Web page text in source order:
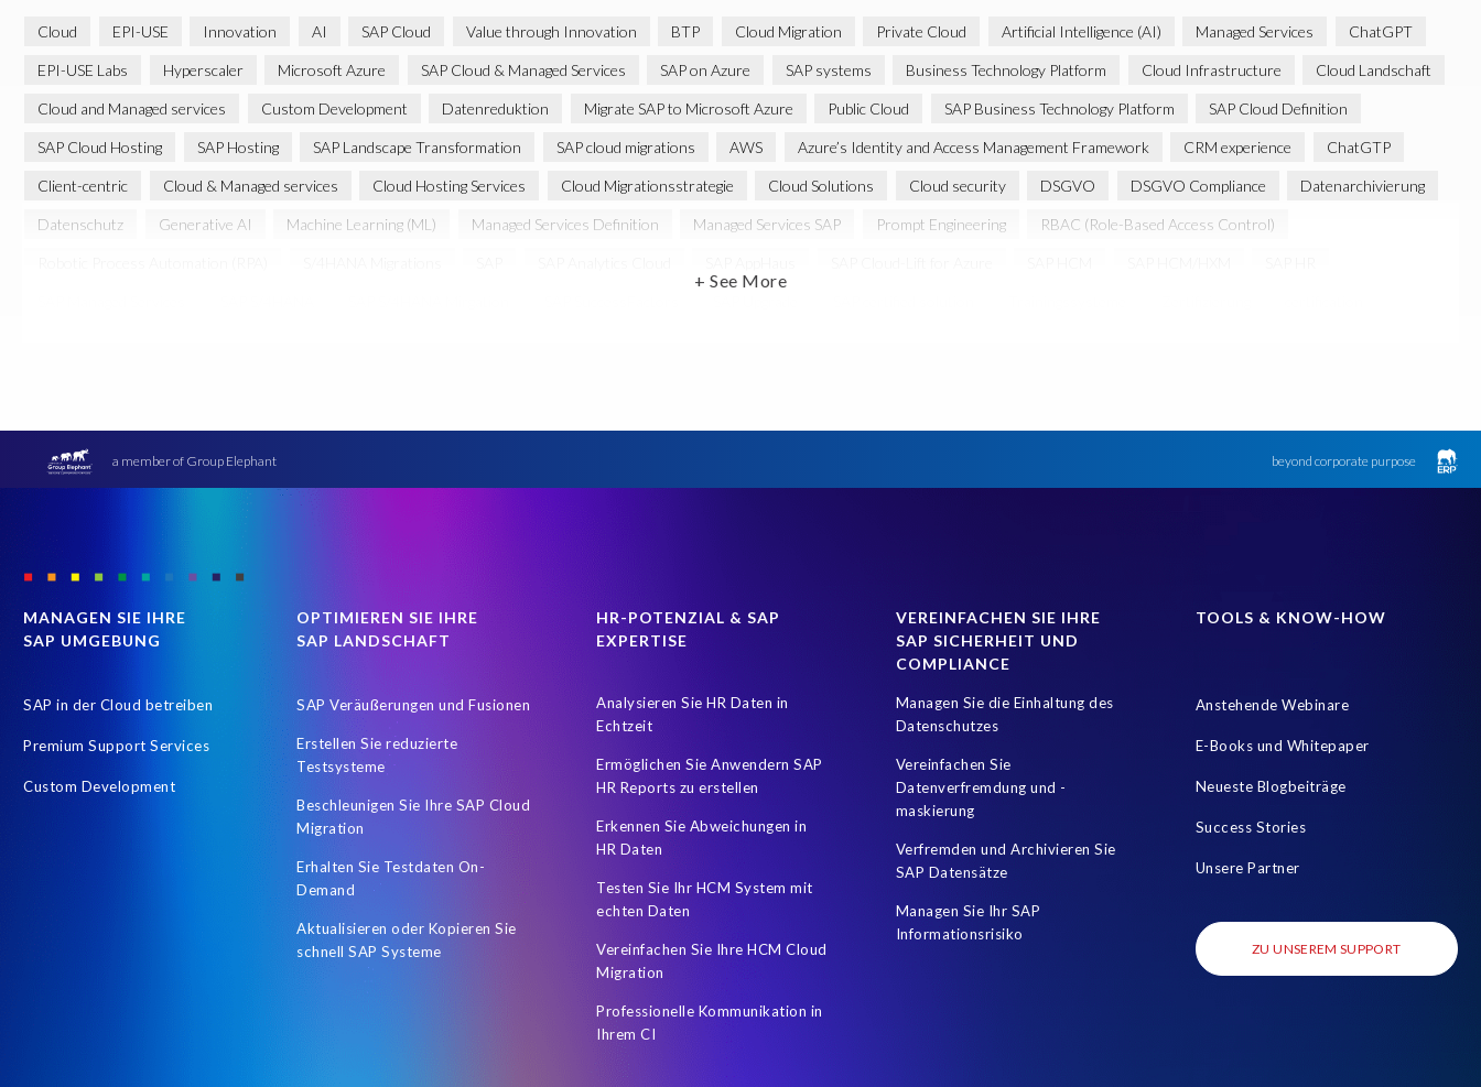
Cloud EPI-USE Innovation AI SAP Cloud Value through Innovation BTP Cloud Migration Private Cloud Artificial Intelligence (AI) Managed Services ChatGPT
EPI-USE Labs Hyperscaler Microsoft Azure SAP Cloud & Managed Services SAP on Azure SAP systems Business Technology Platform Cloud Infrastructure Cloud Landschaft
Cloud and Managed services Custom Development Datenreduktion Migrate SAP to Microsoft Azure Public Cloud SAP Business Technology Platform SAP Cloud Definition
SAP Cloud Hosting SAP Hosting SAP Landscape Transformation SAP cloud migrations AWS Azure’s Identity and Access Management Framework CRM experience ChatGTP
Client-centric Cloud & Managed services Cloud Hosting Services Cloud Migrationsstrategie Cloud Solutions Cloud security DSGVO DSGVO Compliance Datenarchivierung
Datenschutz Generative AI Machine Learning (ML) Managed Services Definition Managed Services SAP Prompt Engineering RBAC (Role-Based Access Control)
+ See More
a member of Group Elephant beyond corporate purpose
MANAGEN SIE IHRE
SAP UMGEBUNG
SAP in der Cloud betreiben
Premium Support Services
Custom Development
OPTIMIEREN SIE IHRE
SAP LANDSCHAFT
SAP Veräußerungen und Fusionen
Erstellen Sie reduzierte
Testsysteme
Beschleunigen Sie Ihre SAP Cloud
Migration
Erhalten Sie Testdaten On-
Demand
Aktualisieren oder Kopieren Sie
schnell SAP Systeme
HR-POTENZIAL & SAP
EXPERTISE
Analysieren Sie HR Daten in
Echtzeit
Ermöglichen Sie Anwendern SAP
HR Reports zu erstellen
Erkennen Sie Abweichungen in
HR Daten
Testen Sie Ihr HCM System mit
echten Daten
Vereinfachen Sie Ihre HCM Cloud
Migration
Professionelle Kommunikation in
Ihrem CI
VEREINFACHEN SIE IHRE
SAP SICHERHEIT UND
COMPLIANCE
Managen Sie die Einhaltung des
Datenschutzes
Vereinfachen Sie
Datenverfremdung und -
maskierung
Verfremden und Archivieren Sie
SAP Datensätze
Managen Sie Ihr SAP
Informationsrisiko
TOOLS & KNOW-HOW
Anstehende Webinare
E-Books und Whitepaper
Neueste Blogbeiträge
Success Stories
Unsere Partner
ZU UNSEREM SUPPORT